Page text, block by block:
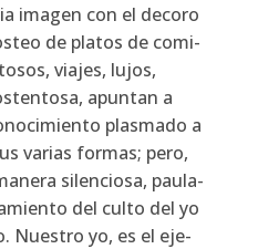
ima­gen con el deco­ro
de pla­tos de comi­
via­jes, lujos,
apun­tan a
plas­ma­do a
varias for­mas; pero,
silen­cio­sa, pau­la­
del cul­to del yo
Nues­tro yo, es el eje­